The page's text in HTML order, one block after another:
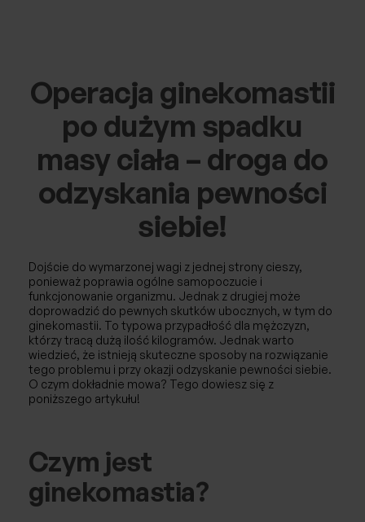
Neurochirurgia
Ortopedia
Urologia
Choroby piersi
USG
Afereza/Apherese
Reumatologia
Fizjoterapia
Operacja ginekomastii
po dużym spadku
masy ciała – droga do
odzyskania pewności
siebie!
Dojście do wymarzonej wagi z jednej strony cieszy,
ponieważ poprawia ogólne samopoczucie i
funkcjonowanie organizmu. Jednak z drugiej może
doprowadzić do pewnych skutków ubocznych, w tym do
ginekomastii. To typowa przypadłość dla mężczyzn,
którzy tracą dużą ilość kilogramów. Jednak warto
wiedzieć, że istnieją skuteczne sposoby na rozwiązanie
tego problemu i przy okazji odzyskanie pewności siebie.
O czym dokładnie mowa? Tego dowiesz się z
poniższego artykułu!
Czym jest
ginekomastia?